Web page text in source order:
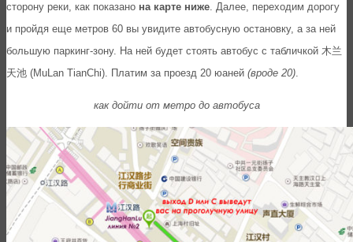
сторону реки, как показано на карте ниже. Далее, переходим дорогу
и пройдя еще метров 60 вы увидите автобусную остановку, а за ней
большую паркинг-зону. На ней будет стоять автобус с табличкой 木兰
天池 (MuLan TianChi). Платим за проезд 20 юаней (вроде 20).
как дойти от метро до автобуса